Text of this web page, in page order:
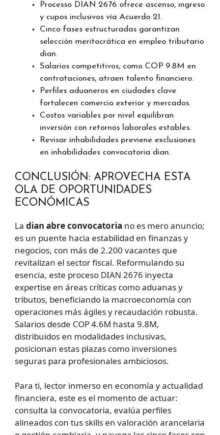
Processo DIAN 2676 ofrece ascenso, ingreso
y cupos inclusivos vía Acuerdo 21.
Cinco fases estructuradas garantizan
selección meritocrática en empleo tributario
dian.
Salarios competitivos, como COP 9.8M en
contrataciones, atraen talento financiero.
Perfiles aduaneros en ciudades clave
fortalecen comercio exterior y mercados.
Costos variables por nivel equilibran
inversión con retornos laborales estables.
Revisar inhabilidades previene exclusiones
en inhabilidades convocatoria dian.
CONCLUSIÓN: APROVECHA ESTA
OLA DE OPORTUNIDADES
ECONÓMICAS
La dian abre convocatoria no es mero anuncio;
es un puente hacia estabilidad en finanzas y
negocios, con más de 2.200 vacantes que
revitalizan el sector fiscal. Reformulando su
esencia, este proceso DIAN 2676 inyecta
expertise en áreas críticas como aduanas y
tributos, beneficiando la macroeconomía con
operaciones más ágiles y recaudación robusta.
Salarios desde COP 4.6M hasta 9.8M,
distribuidos en modalidades inclusivas,
posicionan estas plazas como inversiones
seguras para profesionales ambiciosos.
Para ti, lector inmerso en economía y actualidad
financiera, este es el momento de actuar:
consulta la convocatoria, evalúa perfiles
alineados con tus skills en valoración arancelaria